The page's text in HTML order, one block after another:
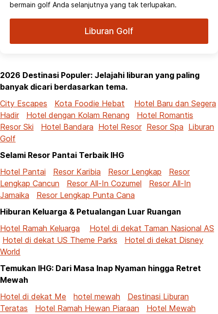
bermain golf Anda selanjutnya yang tak terlupakan.
Liburan Golf
2026 Destinasi Populer: Jelajahi liburan yang paling
banyak dicari berdasarkan tema.
City Escapes
Kota Foodie Hebat
Hotel Baru dan Segera
Hadir
Hotel dengan Kolam Renang
Hotel Romantis
Resor Ski
Hotel Bandara Hotel Resor Resor Spa Liburan
Golf
Selami Resor Pantai Terbaik IHG
Hotel Pantai
Resor Karibia Resor Lengkap
Resor
Lengkap Cancun
Resor All-In Cozumel
Resor All-In
Jamaika
Resor Lengkap Punta Cana
Hiburan Keluarga & Petualangan Luar Ruangan
Hotel Ramah Keluarga
Hotel di dekat Taman Nasional AS
Hotel di dekat US Theme Parks
Hotel di dekat Disney
World
Temukan IHG: Dari Masa Inap Nyaman hingga Retret
Mewah
Hotel di dekat Me
hotel mewah
Destinasi Liburan
Teratas
Hotel Ramah Hewan Piaraan
Hotel Mewah